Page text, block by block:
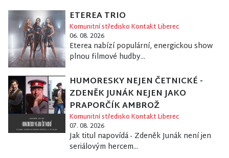
ETEREA TRIO
Komunitní středisko Kontakt Liberec
06. 08. 2026
Eterea nabízí populární, energickou show
plnou filmové hudby...
HUMORESKY NEJEN ČETNICKÉ -
ZDENĚK JUNÁK NEJEN JAKO
PRAPORČÍK AMBROŽ
Komunitní středisko Kontakt Liberec
07. 08. 2026
Jak titul napovídá - Zdeněk Junák není jen
seriálovým hercem...